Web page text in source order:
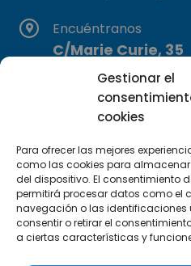
Gestionar el
cookies
Para ofrecer las mejores
como las cookies para
del dispositivo. El consentimiento
permitirá procesar datos como el
navegación o las identificaciones
consentir o retirar el
a ciertas características y
Encuéntranos
C/Marie Curie, 35
29590
Suscríbete a